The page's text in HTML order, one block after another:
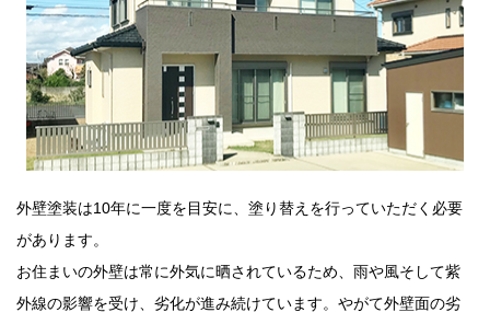
外壁塗装は10年に一度を目安に、塗り替えを行っていただく必要
があります。
お住まいの外壁は常に外気に晒されているため、雨や風そして紫
外線の影響を受け、劣化が進み続けています。やがて外壁面の劣